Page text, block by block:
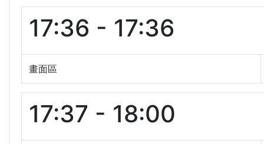
17:36 - 17:36
畫面區
17:37 - 18:00